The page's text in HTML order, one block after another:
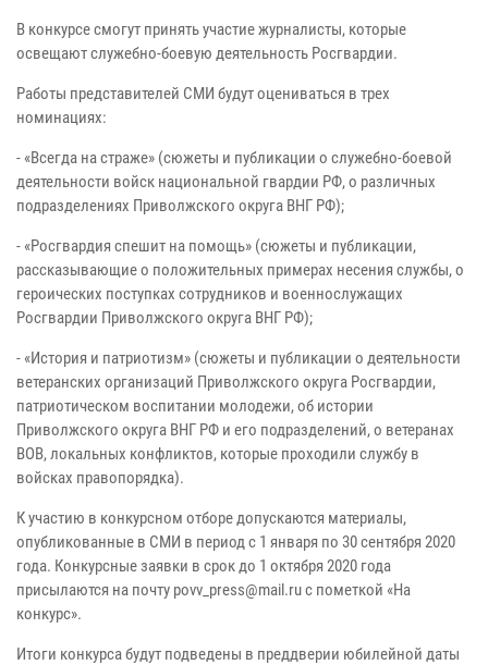
В конкурсе смогут принять участие журналисты, которые
освещают служебно-боевую деятельность Росгвардии.
Работы представителей СМИ будут оцениваться в трех
номинациях:
- «Всегда на страже» (сюжеты и публикации о служебно-боевой
деятельности войск национальной гвардии РФ, о различных
подразделениях Приволжского округа ВНГ РФ);
- «Росгвардия спешит на помощь» (сюжеты и публикации,
рассказывающие о положительных примерах несения службы, о
героических поступках сотрудников и военнослужащих
Росгвардии Приволжского округа ВНГ РФ);
- «История и патриотизм» (сюжеты и публикации о деятельности
ветеранских организаций Приволжского округа Росгвардии,
патриотическом воспитании молодежи, об истории
Приволжского округа ВНГ РФ и его подразделений, о ветеранах
ВОВ, локальных конфликтов, которые проходили службу в
войсках правопорядка).
К участию в конкурсном отборе допускаются материалы,
опубликованные в СМИ в период с 1 января по 30 сентября 2020
года. Конкурсные заявки в срок до 1 октября 2020 года
присылаются на почту povv_press@mail.ru с пометкой «На
конкурс».
Итоги конкурса будут подведены в преддверии юбилейной даты